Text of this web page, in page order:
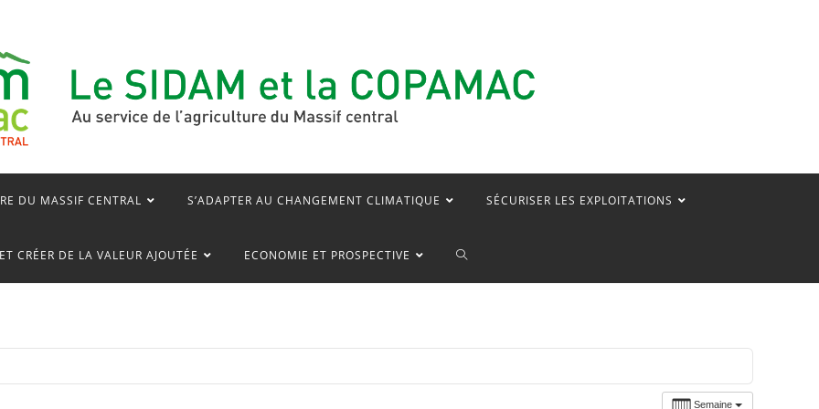
DU MASSIF CENTRAL S’ADAPTER AU CHANGEMENT CLIMATIQUE SÉCURISER LES EXPLOITATIONS
CRÉER DE LA VALEUR AJOUTÉE ECONOMIE ET PROSPECTIVE TOGGLE
Semaine